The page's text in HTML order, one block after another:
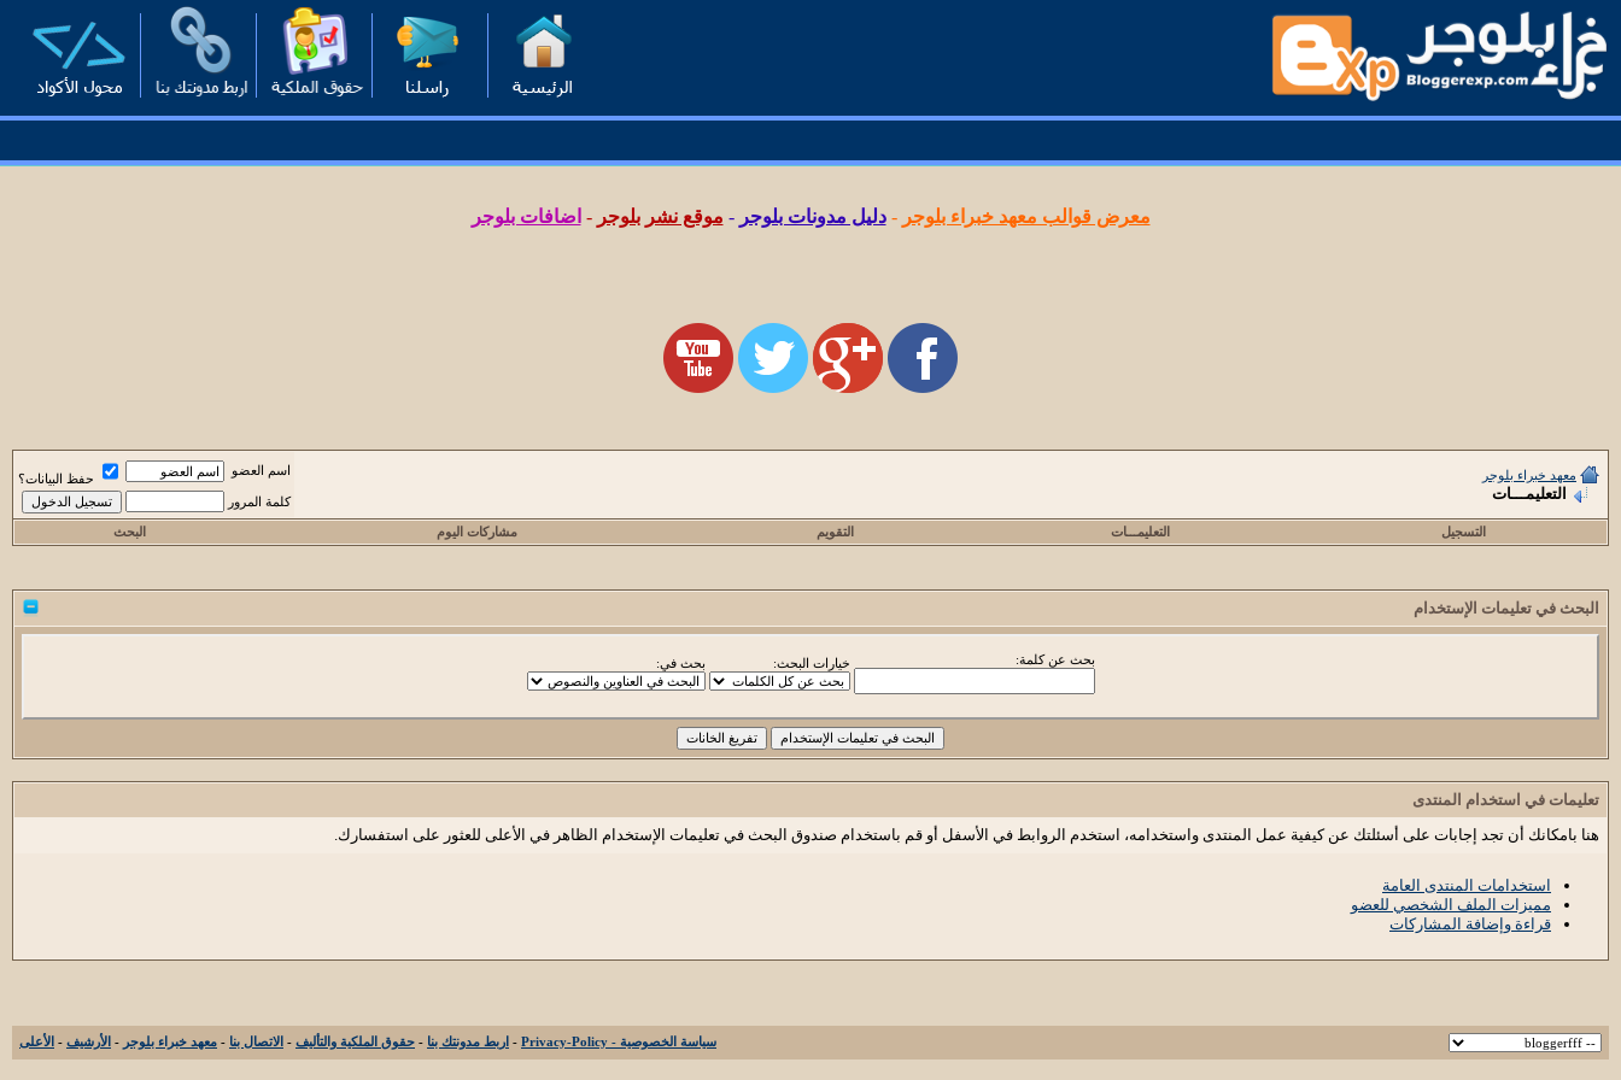
معرض قوالب معهد خبراء بلوجر -دليل مدونات بلوجر - موقع نشر بلوجر - اضافات بلوجر
معهد خبراء بلوجر
التعليمـــات
اسم العضو
حفظ البيانات؟
كلمة المرور
التسجيل التعليمـــات التقويم مشاركات اليوم البحث
البحث في تعليمات الإستخدام
بحث عن كلمة: خيارات البحث: بحث في:
تعليمات في استخدام المنتدى
هنا بامكانك أن تجد إجابات على أسئلتك عن كيفية عمل المنتدى واستخدامه، استخدم الروابط في الأسفل أو قم باستخدام صندوق البحث في تعليمات الإستخدام الظاهر في الأعلى للعثور على استفسارك.
استخدامات المنتدى العامة
مميزات الملف الشخصي للعضو
قراءة وإضافة المشاركات
سياسة الخصوصية - Privacy-Policy - اربط مدونتك بنا - حقوق الملكية والتأليف - الاتصال بنا - معهد خبراء بلوجر - الأرشيف - الأعلى